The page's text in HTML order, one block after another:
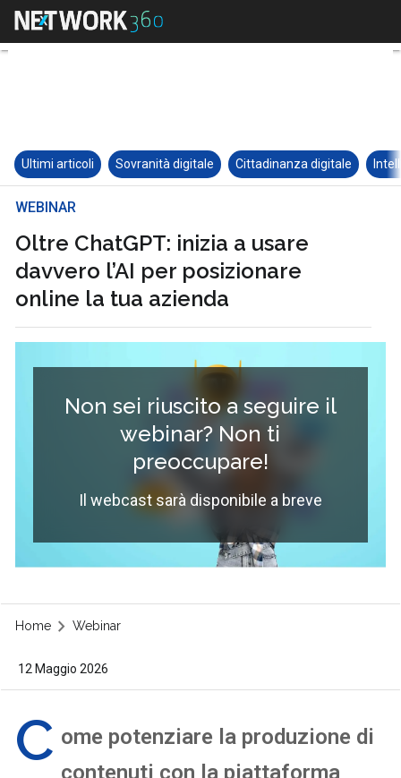
Ultimi articoli Sovranità digitale Cittadinanza digitale
WEBINAR
Oltre ChatGPT: inizia a usare
davvero l’AI per posizionare
online la tua azienda
Non sei riuscito a seguire il
webinar? Non ti
preoccupare!
Il webcast sarà disponibile a breve
Home Webinar
12 Maggio 2026
C ome potenziare la produzione di
contenuti con la piattaforma